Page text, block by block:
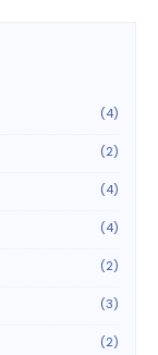
(4)
(2)
(4)
(4)
(2)
(3)
(2)